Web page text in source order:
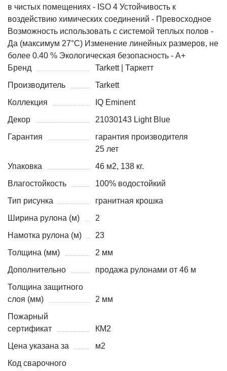
в чистых помещениях - ISO 4 Устойчивость к
воздействию химических соединений - Превосходное
Возможность использовать с системой теплых полов -
Да (максимум 27°C) Изменение линейных размеров, не
более 0.40 % Экологическая безопасность - А+
Бренд
Tarkett | Таркетт
Производитель
Tarkett
Коллекция
IQ Eminent
Декор
21030143 Light Blue
Гарантия
гарантия производителя
25 лет
Упаковка
46 м2, 138 кг.
Влагостойкость
100% водостойкий
Тип рисунка
гранитная крошка
Ширина рулона (м)
2
Намотка рулона (м)
23
Толщина (мм)
2 мм
Дополнительно
продажа рулонами от 46 м
Толщина защитного
слоя (мм)
2 мм
Пожарный
сертификат
КМ2
Цена указана за
м2
Код сварочного